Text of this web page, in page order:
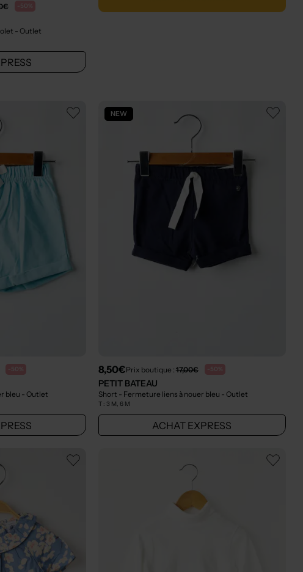
-50%
- Outlet
-50%
bleu - Outlet
NEW
8,50€Prix boutique : 17,00€ -50%
PETIT BATEAU
Short - Fermeture liens à nouer bleu - Outlet
T : 3 M, 6 M
ACHAT EXPRESS